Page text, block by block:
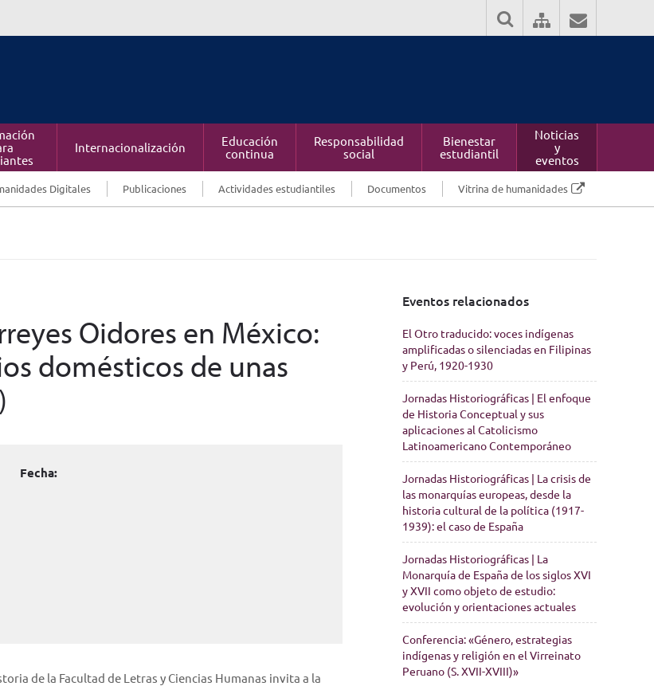
Internacionalización
Educación
continua
Responsabilidad
social
Bienestar
estudiantil
Noticias
y
eventos
Digitales Publicaciones Actividades estudiantiles Documentos Vitrina de humanidades
Oidores en México:
domésticos de unas
Fecha:
de la Facultad de Letras y Ciencias Humanas invita a la
Eventos relacionados
El Otro traducido: voces indígenas
amplificadas o silenciadas en Filipinas
y Perú, 1920-1930
Jornadas Historiográficas | El enfoque
de Historia Conceptual y sus
aplicaciones al Catolicismo
Latinoamericano Contemporáneo
Jornadas Historiográficas | La crisis de
las monarquías europeas, desde la
historia cultural de la política (1917-
1939): el caso de España
Jornadas Historiográficas | La
Monarquía de España de los siglos XVI
y XVII como objeto de estudio:
evolución y orientaciones actuales
Conferencia: «Género, estrategias
indígenas y religión en el Virreinato
Peruano (S. XVII-XVIII)»